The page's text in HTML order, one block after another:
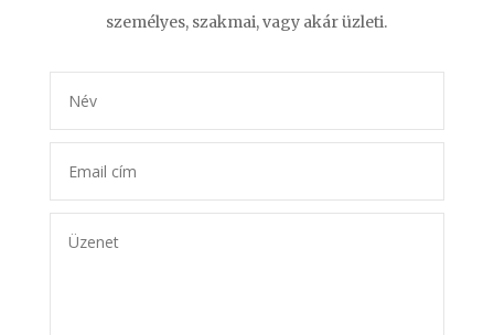
személyes, szakmai, vagy akár üzleti.